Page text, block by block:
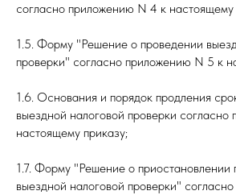
согласно приложению N 4 к настоящему
1.5. Форму "Решение о проведении
проверки" согласно приложению N 5 к
1.6. Основания и порядок продления
выездной налоговой проверки
настоящему приказу;
1.7. Форму "Решение о приостановлении
выездной налоговой проверки"